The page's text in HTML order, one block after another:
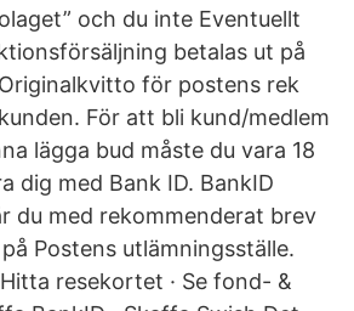
och du inte Eventuellt
betalas ut på
för postens rek
För att bli kund/medlem
lägga bud måste du vara 18
dig med Bank ID. BankID
du med rekommenderat brev
Postens utlämningsställe.
resekortet · Se fond- &